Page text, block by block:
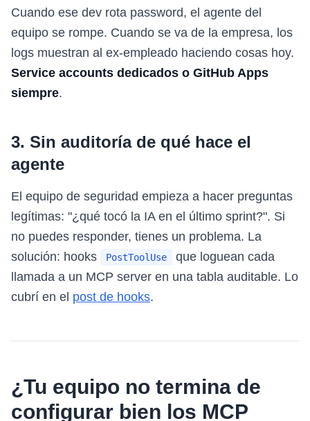
Cuando ese dev rota password, el agente del
equipo se rompe. Cuando se va de la empresa, los
logs muestran al ex-empleado haciendo cosas hoy.
Service accounts dedicados o GitHub Apps
siempre.
3. Sin auditoría de qué hace el
agente
El equipo de seguridad empieza a hacer preguntas
legítimas: "¿qué tocó la IA en el último sprint?". Si
no puedes responder, tienes un problema. La
solución: hooks
PostToolUse
que loguean cada
llamada a un MCP server en una tabla auditable. Lo
cubrí en el post de hooks.
¿Tu equipo no termina de
configurar bien los MCP